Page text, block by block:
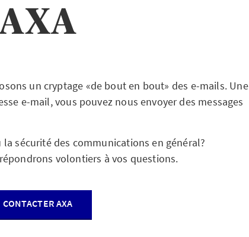
un cryptage «de bout en bout» des e-mails.Une
e-mail, vous pouvez nous envoyer des messages
sécurité des communications en général?
volontiers à vos questions.
CONTACTER AXA